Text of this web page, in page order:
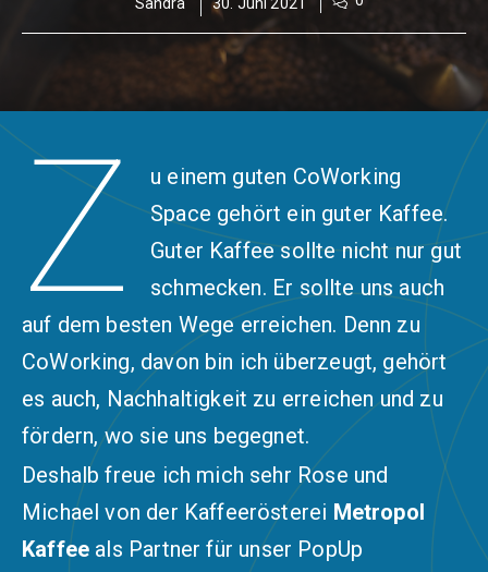
Z
u einem guten CoWorking
Space gehört ein guter Kaffee.
Guter Kaffee sollte nicht nur gut
schmecken. Er sollte uns auch
auf dem besten Wege erreichen. Denn zu
CoWorking, davon bin ich überzeugt, gehört
es auch, Nachhaltigkeit zu erreichen und zu
fördern, wo sie uns begegnet.
Deshalb freue ich mich sehr Rose und
Michael von der Kaffeerösterei Metropol
Kaffee als Partner für unser PopUp